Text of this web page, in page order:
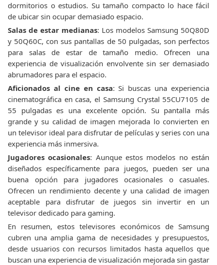
dormitorios o estudios. Su tamaño compacto lo hace fácil
de ubicar sin ocupar demasiado espacio.
Salas de estar medianas: Los modelos Samsung 50Q80D
y 50Q60C, con sus pantallas de 50 pulgadas, son perfectos
para salas de estar de tamaño medio. Ofrecen una
experiencia de visualización envolvente sin ser demasiado
abrumadores para el espacio.
Aficionados al cine en casa: Si buscas una experiencia
cinematográfica en casa, el Samsung Crystal 55CU7105 de
55 pulgadas es una excelente opción. Su pantalla más
grande y su calidad de imagen mejorada lo convierten en
un televisor ideal para disfrutar de películas y series con una
experiencia más inmersiva.
Jugadores ocasionales: Aunque estos modelos no están
diseñados específicamente para juegos, pueden ser una
buena opción para jugadores ocasionales o casuales.
Ofrecen un rendimiento decente y una calidad de imagen
aceptable para disfrutar de juegos sin invertir en un
televisor dedicado para gaming.
En resumen, estos televisores económicos de Samsung
cubren una amplia gama de necesidades y presupuestos,
desde usuarios con recursos limitados hasta aquellos que
buscan una experiencia de visualización mejorada sin gastar